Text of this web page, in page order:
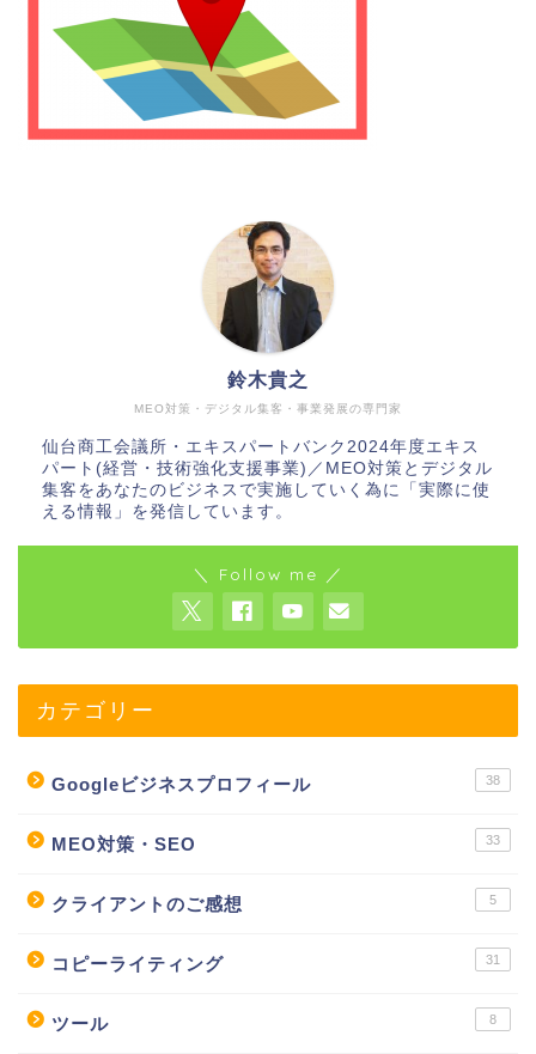
MEO対策・デジタル集客・事業発展の専門家
鈴木貴之
仙台商工会議所・エキスパートバンク2024年度エキス
パート(経営・技術強化支援事業)／MEO対策とデジタル
集客をあなたのビジネスで実施していく為に「実際に使
える情報」を発信しています。
＼ Follow me ／
カテゴリー
Googleビジネスプロフィール 38
MEO対策・SEO 33
クライアントのご感想 5
コピーライティング 31
ツール 8